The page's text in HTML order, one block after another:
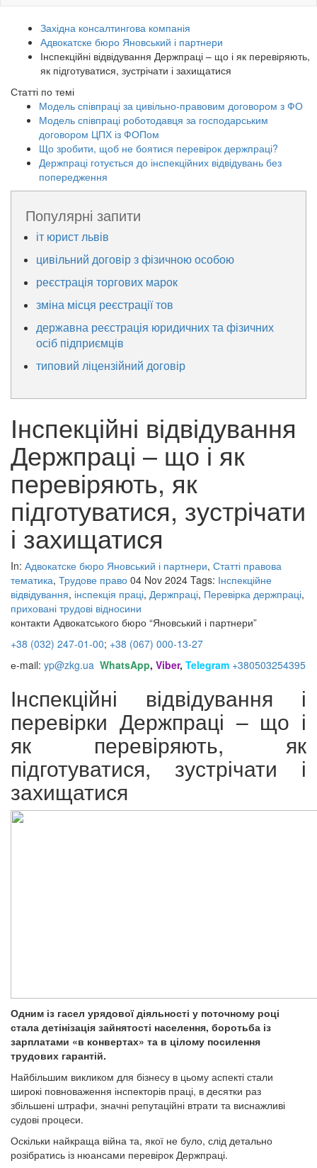
Західна консалтингова компанія
Адвокатске бюро Яновський і партнери
Інспекційні відвідування Держпраці – що і як перевіряють,
як підготуватися, зустрічати і захищатися
Статті по темі
Модель співпраці за цивільно-правовим договором з ФО
Модель співпраці роботодавця за господарським
договором ЦПХ із ФОПом
Що зробити, щоб не боятися перевірок держпраці?
Держпраці готується до інспекційних відвідувань без
попередження
Популярні запити
іт юрист львів
цивільний договір з фізичною особою
реєстрація торгових марок
зміна місця реєстрації тов
державна реєстрація юридичних та фізичних
осіб підприємців
типовий ліцензійний договір
Інспекційні відвідування
Держпраці – що і як
перевіряють, як
підготуватися, зустрічати
і захищатися
In: Адвокатске бюро Яновський і партнери, Статті правова
тематика, Трудове право 04 Nov 2024 Tags: Інспекційне
відвідування, інспекція праці, Держпраці, Перевірка держпраці,
приховані трудові відносини
контакти Адвокатського бюро “Яновський і партнери”
+38 (032) 247-01-00; +38 (067) 000-13-27
е-mail: yp@zkg.ua WhatsApp, Viber, Telegram +380503254395
Інспекційні відвідування і
перевірки Держпраці – що і
як перевіряють, як
підготуватися, зустрічати і
захищатися
Одним із гасел урядової діяльності у поточному році
стала детінізація зайнятості населення, боротьба із
зарплатами «в конвертах» та в цілому посилення
трудових гарантій.
Найбільшим викликом для бізнесу в цьому аспекті стали
широкі повноваження інспекторів праці, в десятки раз
збільшені штрафи, значні репутаційні втрати та виснажливі
судові процеси.
Оскільки найкраща війна та, якої не було, слід детально
розібратись із нюансами перевірок Держпраці.